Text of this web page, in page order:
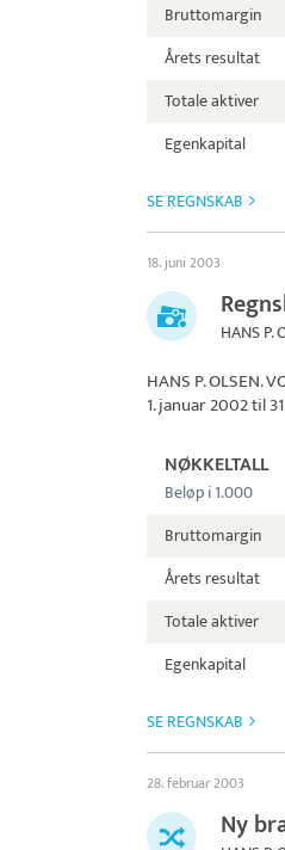
Bruttomargin
Årets resultat
Totale aktiver
Egenkapital
SE REGNSKAB
18. juni 2003
HANS P.
HANS P. OLSEN.
1. januar 2002 til
NØKKELTALL
Beløp i 1.000
Bruttomargin
Årets resultat
Totale aktiver
Egenkapital
SE REGNSKAB
28. februar 2003
Ny